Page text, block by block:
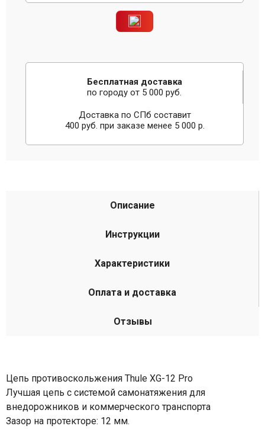
Бесплатная доставка
по городу от 5 000 руб.
Доставка по СПб составит
400 руб. при заказе менее 5 000 р.
Описание
Инструкции
Характеристики
Оплата и доставка
Отзывы
Цепь противоскольжения Thule XG-12 Pro
Лучшая цепь с системой самонатяжения для
внедорожников и коммерческого транспорта
Зазор на протекторе: 12 мм.